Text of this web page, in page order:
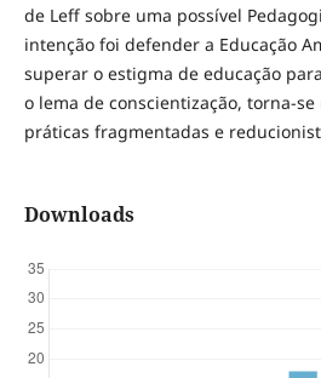
de Leff sobre uma possível
intenção foi defender a Educação
superar o estigma de educação
o lema de conscientização, torna-
práticas fragmentadas e
Downloads